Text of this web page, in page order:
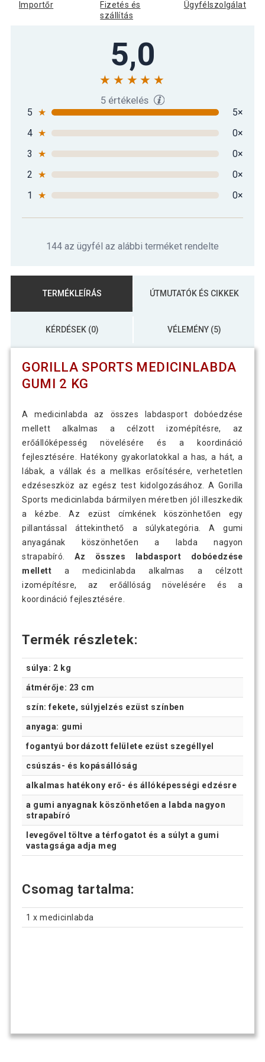
Importőr
Fizetés és
szállítás
Ügyfélszolgálat
5,0
5 értékelés
5 ★
5×
4 ★
0×
3
★
0×
2 ★
0×
1
★ 0×
144 az ügyfél az alábbi terméket rendelte
TERMÉKLEÍRÁS ÚTMUTATÓK ÉS CIKKEK
KÉRDÉSEK (0) VÉLEMÉNY (5)
GORILLA SPORTS MEDICINLABDA
GUMI 2 KG
A medicinlabda az összes labdasport dobóedzése
mellett alkalmas a célzott izomépítésre, az
erőállóképesség növelésére és a koordináció
fejlesztésére. Hatékony gyakorlatokkal a has, a hát, a
lábak, a vállak és a mellkas erősítésére, verhetetlen
edzéseszköz az egész test kidolgozásához. A Gorilla
Sports medicinlabda bármilyen méretben jól illeszkedik
a kézbe. Az ezüst címkének köszönhetően egy
pillantással áttekinthető a súlykategória. A gumi
anyagának köszönhetően a labda nagyon
strapabíró.Az összes labdasport dobóedzése
mellett a medicinlabda alkalmas a célzott
izomépítésre, az erőállóság növelésére és a
koordináció fejlesztésére.
Termék részletek:
súlya: 2 kg
átmérője: 23 cm
szín: fekete, súlyjelzés ezüst színben
anyaga: gumi
fogantyú bordázott felülete ezüst szegéllyel
csúszás- és kopásállóság
alkalmas hatékony erő- és állóképességi edzésre
a gumi anyagnak köszönhetően a labda nagyon
strapabíró
levegővel töltve a térfogatot és a súlyt a gumi
vastagsága adja meg
Csomag tartalma:
1 x medicinlabda